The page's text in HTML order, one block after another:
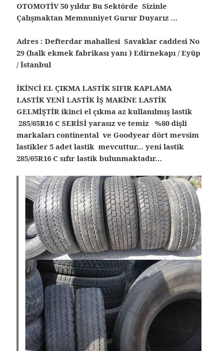
OTOMOTİV 50 yıldır Bu Sektörde Sizinle
Çalışmaktan Memnuniyet Gurur Duyarız …
Adres : Defterdar mahallesi Savaklar caddesi No
29 (halk ekmek fabrikası yanı ) Edirnekapı / Eyüp
/ İstanbul
İKİNCİ EL ÇIKMA LASTİK SIFIR KAPLAMA
LASTİK YENİ LASTİK İŞ MAKİNE LASTİK
GELMİŞTİR ikinci el çıkma az kullanılmış lastik
285/65R16 C SERİSİ yarasız ve temiz %80 dişli
markaları continental ve Goodyear dört mevsim
lastikler 5 adet lastik mevcuttur… yeni lastik
285/65R16 C sıfır lastik bulunmaktadır…